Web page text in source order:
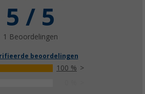
5 / 5
1 Beoordelingen
beoordelingen
100 %